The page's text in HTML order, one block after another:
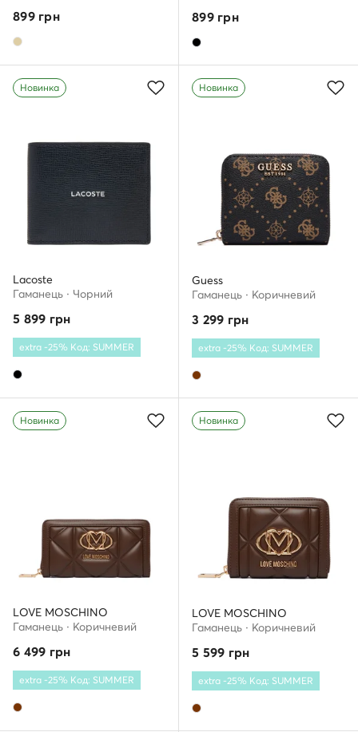
899грн 899грн
Новинка
Lacoste
Гаманець · Чорний
5 899 грн
extra -25% Код: SUMMER
Новинка
Guess
Гаманець · Коричневий
3 299 грн
extra -25% Код: SUMMER
Новинка
LOVE MOSCHINO
Гаманець · Коричневий
6 499 грн
extra -25% Код: SUMMER
Новинка
LOVE MOSCHINO
Гаманець · Коричневий
5 599 грн
extra -25% Код: SUMMER